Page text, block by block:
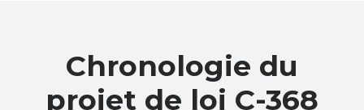
Chronologie du
projet de loi C-368